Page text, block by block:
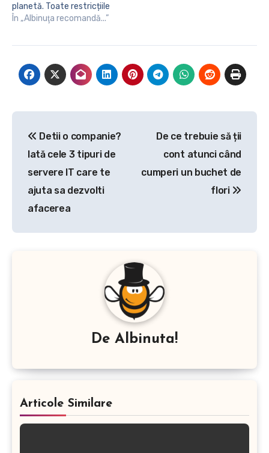
planetă. Toate restricțiile
de circulație și izolarea
de indicii de poluare care
după mulți ani au cunoscut
În „Albinuţa recomandă...”
articole
Detii o companie?
Iată cele 3 tipuri de
servere IT care te
ajuta sa dezvolti
afacerea
De ce trebuie să ții
cont atunci când
cumperi un buchet de
flori
De Albinuta!
Articole Similare